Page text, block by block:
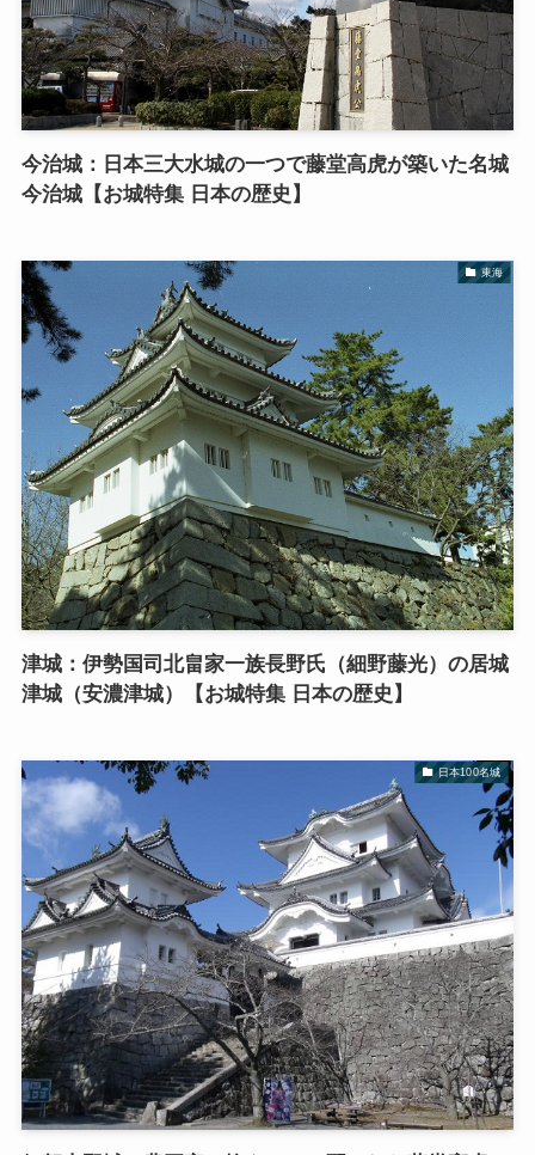
今治城：日本三大水城の一つで藤堂高虎が築いた名城
今治城【お城特集 日本の歴史】
東海
津城：伊勢国司北畠家一族長野氏（細野藤光）の居城
津城（安濃津城）【お城特集 日本の歴史】
日本100名城